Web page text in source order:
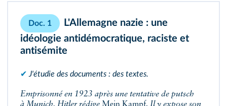
Doc. 1
L'Allemagne nazie : une
idéologie antidémocratique, raciste et
antisémite
✔ J'étudie des documents : des textes.
Emprisonné en 1923 après une tentative de putsch